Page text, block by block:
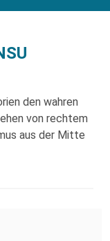
den wahren
von rechtem
aus der Mitte